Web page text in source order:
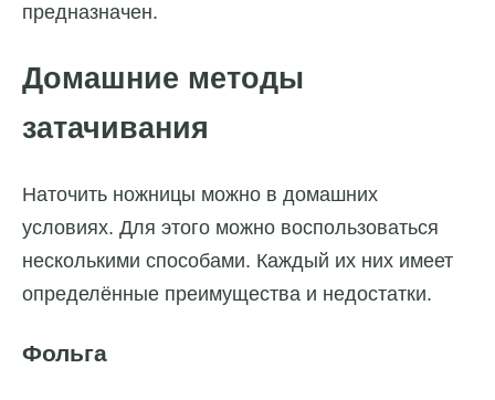
предназначен.
Домашние методы
затачивания
Наточить ножницы можно в домашних
условиях. Для этого можно воспользоваться
несколькими способами. Каждый их них имеет
определённые преимущества и недостатки.
Фольга